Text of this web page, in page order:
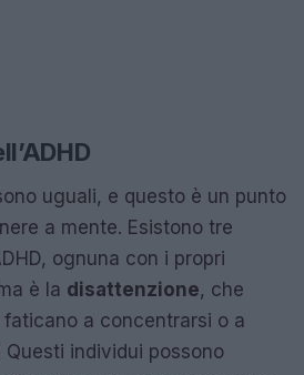
uguali, e questo è un punto
a mente. Esistono tre
ognuna con i propri
è la disattenzione, che
a concentrarsi o a
individui possono